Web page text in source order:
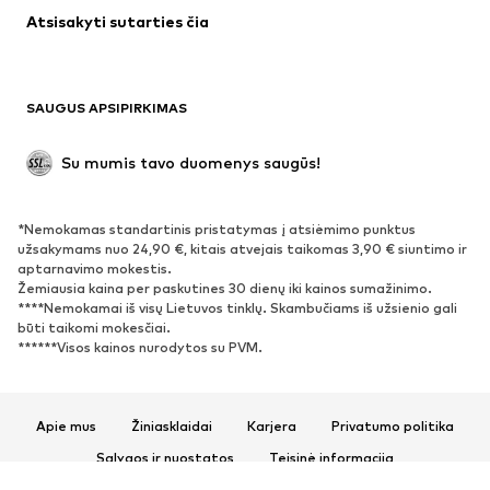
Paltai
Proginiai
Išskirtiniai
BATAI
Naujienos
Sportbačiai
Aulinukai
Batai su kulniukais
Auliniai batai
Įsispiriami bateliai
Šlepetės
Atsisakyti sutarties čia
SAUGUS APSIPIRKIMAS
Su mumis tavo duomenys saugūs!
*Nemokamas standartinis pristatymas į atsiėmimo punktus
užsakymams nuo 24,90 €, kitais atvejais taikomas 3,90 € siuntimo ir
aptarnavimo mokestis.
Žemiausia kaina per paskutines 30 dienų iki kainos sumažinimo.
****Nemokamai iš visų Lietuvos tinklų. Skambučiams iš užsienio gali
būti taikomi mokesčiai.
******Visos kainos nurodytos su PVM.
Apie mus Žiniasklaidai Karjera
Privatumo politika
Sąlygos ir nuostatos
Teisinė informacija